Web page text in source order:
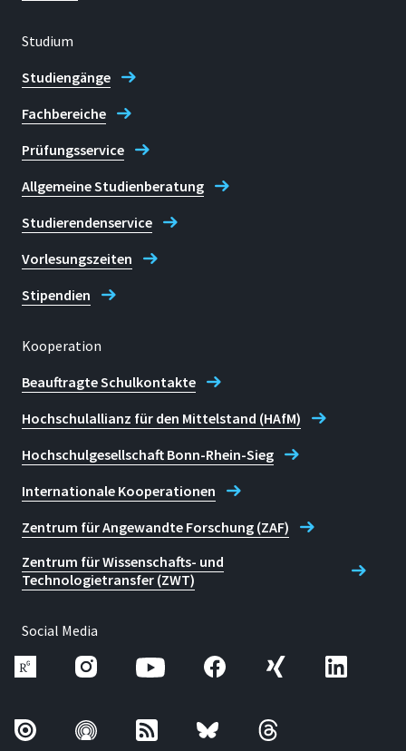
Studium
Studiengänge
Fachbereiche
Prüfungsservice
Allgemeine Studienberatung
Studierendenservice
Vorlesungszeiten
Stipendien
Kooperation
Beauftragte Schulkontakte
Hochschulallianz für den Mittelstand (HAfM)
Hochschulgesellschaft Bonn-Rhein-Sieg
Internationale Kooperationen
Zentrum für Angewandte Forschung (ZAF)
Zentrum für Wissenschafts- und
Technologietransfer (ZWT)
Social Media